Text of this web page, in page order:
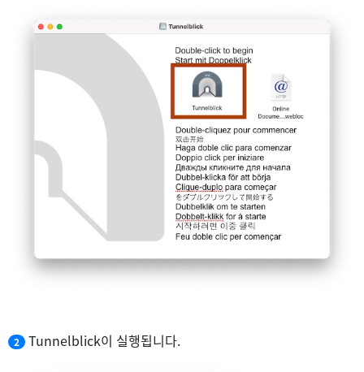
2 Tunnelblick이 실행됩니다.